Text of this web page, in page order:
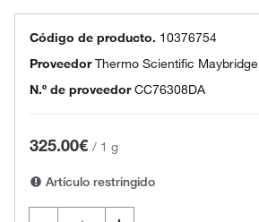
Código de producto. 10376754
ProveedorThermo Scientific Maybridge
N.º de proveedor CC76308DA
325.00€ / 1 g
Artículo restringido